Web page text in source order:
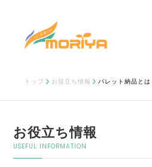
トップ お役立ち情報 パレット納品と
お役立ち情報
USEFUL INFORMATION